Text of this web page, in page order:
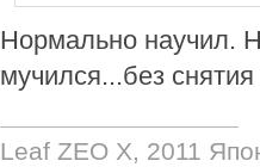
Нормально научил.
мучился...без снятия
Leaf ZEO Х, 2011